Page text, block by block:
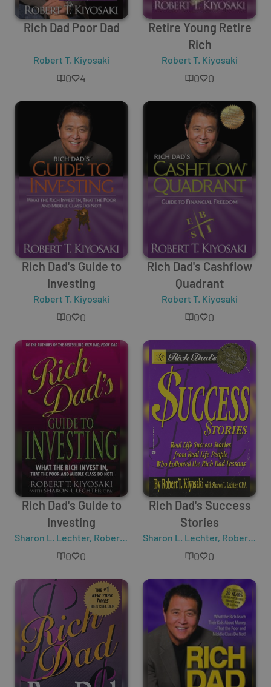
Rich Dad Poor Dad
Robert T. Kiyosaki
0 4
Retire Young Retire
Rich
Robert T. Kiyosaki
0 0
Rich Dad's Guide to
Investing
Robert T. Kiyosaki
0 0
Rich Dad's Cashflow
Quadrant
Robert T. Kiyosaki
0 0
Rich Dad's Guide to
Investing
Sharon L. Lechter, Robert T. Kiyosaki
0 0
Rich Dad's Success
Stories
Sharon L. Lechter, Robert T. Kiyosaki
0 0